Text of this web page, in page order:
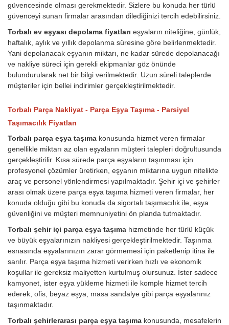
güvencesinde olması gerekmektedir. Sizlere bu konuda her türlü
güvenceyi sunan firmalar arasından dilediğinizi tercih edebilirsiniz.
Torbalı ev eşyası depolama fiyatları eşyaların niteliğine, günlük,
haftalık, aylık ve yıllık depolanma süresine göre belirlenmektedir.
Yani depolanacak eşyanın miktarı, ne kadar sürede depolanacağı
ve nakliye süreci için gerekli ekipmanlar göz önünde
bulundurularak net bir bilgi verilmektedir. Uzun süreli taleplerde
müşteriler için bellei indirimler gerçekleştirilmektedir.
Torbalı Parça Nakliyat - Parça Eşya Taşıma - Parsiyel
Taşımacılık Fiyatları
Torbalı parça eşya taşıma konusunda hizmet veren firmalar
genellikle miktarı az olan eşyaların müşteri talepleri doğrultusunda
gerçekleştirilir. Kısa sürede parça eşyaların taşınması için
profesyonel çözümler üretirken, eşyanın miktarına uygun nitelikte
araç ve personel yönlendirmesi yapılmaktadır. Şehir içi ve şehirler
arası olmak üzere parça eşya taşıma hizmeti veren firmalar, her
konuda olduğu gibi bu konuda da sigortalı taşımacılık ile, eşya
güvenliğini ve müşteri memnuniyetini ön planda tutmaktadır.
Torbalı şehir içi parça eşya taşıma hizmetinde her türlü küçük
ve büyük eşyalarınızın nakliyesi gerçekleştirilmektedir. Taşınma
esnasında eşyalarınızın zarar görmemesi için paketlenip itina ile
sarılır. Parça eşya taşıma hizmeti verirken hızlı ve ekonomik
koşullar ile gereksiz maliyetten kurtulmuş olursunuz. İster sadece
kamyonet, ister eşya yükleme hizmeti ile komple hizmet tercih
ederek, ofis, beyaz eşya, masa sandalye gibi parça eşyalarınız
taşınmaktadır.
Torbalı şehirlerarası parça eşya taşıma konusunda, mesafelerin